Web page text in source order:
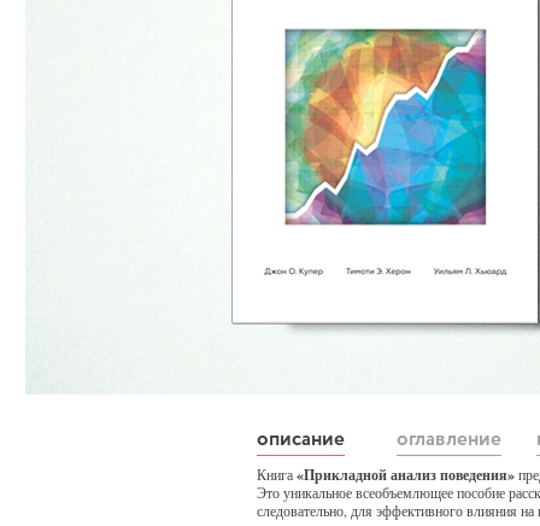
описание оглавление
Книга«Прикладной анализ поведения»
Это уникальное всеобъемлющее пособие
следовательно, для эффективного влияния